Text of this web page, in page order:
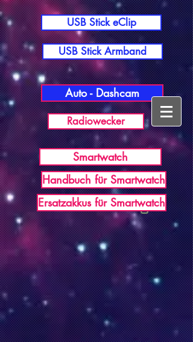
USB Germany
USB Stick eClip
USB Stick Armband
Auto - Dashcam
Radiowecker
Smartwatch
Handbuch für Smartwatch
Ersatzakkus für Smartwatch